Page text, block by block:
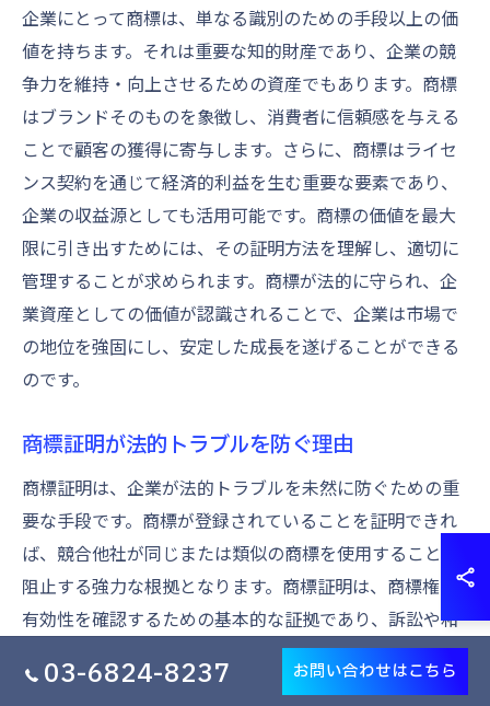
企業にとって商標は、単なる識別のための手段以上の価
値を持ちます。それは重要な知的財産であり、企業の競
争力を維持・向上させるための資産でもあります。商標
はブランドそのものを象徴し、消費者に信頼感を与える
ことで顧客の獲得に寄与します。さらに、商標はライセ
ンス契約を通じて経済的利益を生む重要な要素であり、
企業の収益源としても活用可能です。商標の価値を最大
限に引き出すためには、その証明方法を理解し、適切に
管理することが求められます。商標が法的に守られ、企
業資産としての価値が認識されることで、企業は市場で
の地位を強固にし、安定した成長を遂げることができる
のです。
商標証明が法的トラブルを防ぐ理由
商標証明は、企業が法的トラブルを未然に防ぐための重
要な手段です。商標が登録されていることを証明できれ
ば、競合他社が同じまたは類似の商標を使用することを
阻止する強力な根拠となります。商標証明は、商標権の
有効性を確認するための基本的な証拠であり、訴訟や和
解交渉において強い立場を確保するためにも必須です。
また、商標証明があることで企業はマーケティング戦略
03-6824-8237 お問い合わせはこちら